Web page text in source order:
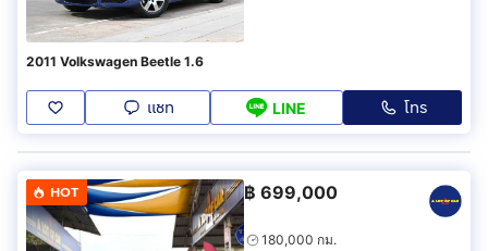
2011 Volkswagen Beetle 1.6
แชท LINE โทร
HOT ฿ 699,000
180,000 กม.